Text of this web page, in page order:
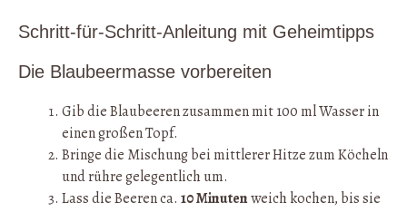
Schritt-für-Schritt-Anleitung mit Geheimtipps
Die Blaubeermasse vorbereiten
Gib die Blaubeeren zusammen mit 100 ml Wasser in
einen großen Topf.
Bringe die Mischung bei mittlerer Hitze zum Köcheln
und rühre gelegentlich um.
Lass die Beeren ca. 10 Minutenweich kochen, bis sie